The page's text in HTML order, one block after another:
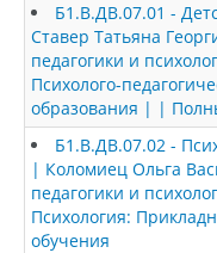
Б1.В.ДВ.07.01 -
Ставер Татьяна
педагогики и
Психолого-
образования | |
Б1.В.ДВ.07.02 -
| Коломиец Ольга
педагогики и
Психология:
обучения